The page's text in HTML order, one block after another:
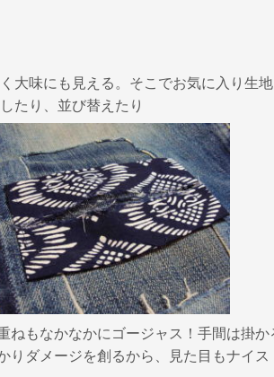
大味にも見える。そこでお気に入り生
たり、並び替えたり
ねもなかなかにゴージャス！手間は掛
りダメージを創るから、見た目もナイス